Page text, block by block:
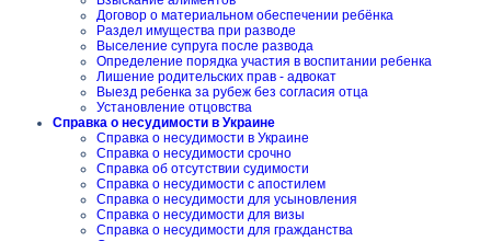
Договор о материальном обеспечении ребёнка
Раздел имущества при разводе
Выселение супруга после развода
Определение порядка участия в воспитании ребенка
Лишение родительских прав - адвокат
Выезд ребенка за рубеж без согласия отца
Установление отцовства
Справка о несудимости в Украине
Справка о несудимости в Украине
Справка о несудимости срочно
Справка об отсутствии судимости
Справка о несудимости с апостилем
Справка о несудимости для усыновления
Справка о несудимости для визы
Справка о несудимости для гражданства